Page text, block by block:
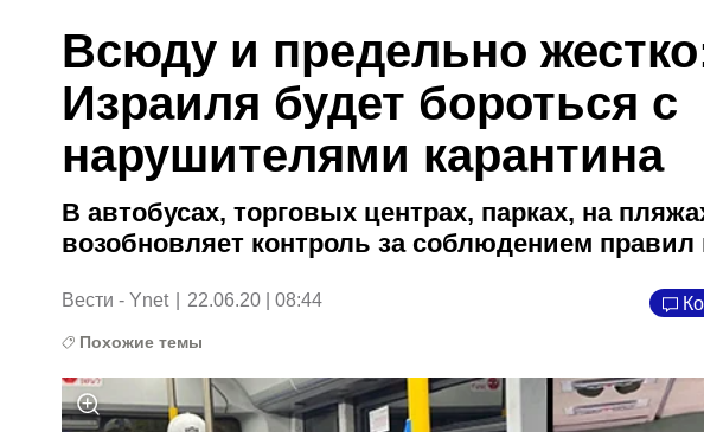
Всюду и предельно
Израиля будет бороться с
нарушителями карантина
В автобусах, торговых центрах, парках, на
возобновляет контроль за соблюдением
Вести - Ynet 22.06.20 | 08:44
Похожие темы